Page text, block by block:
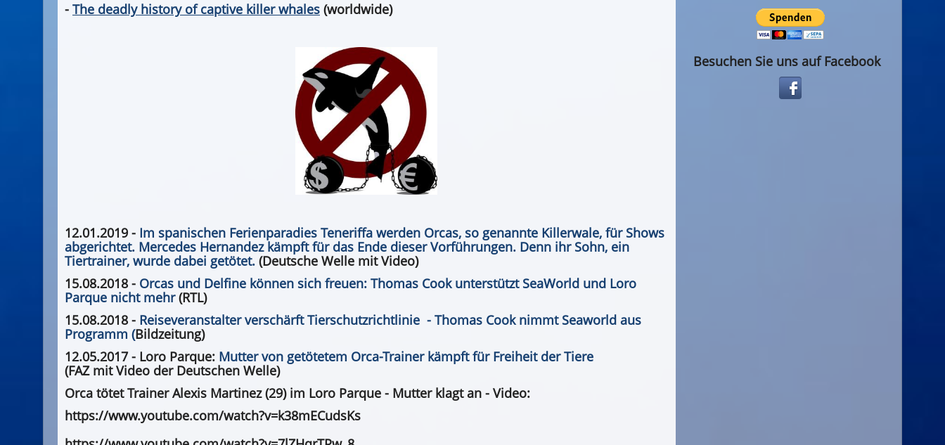
- The deadly history of captive killer whales (worldwide)
12.01.2019 - Im spanischen Ferienparadies Teneriffa werden Orcas, so genannte Killerwale, für Shows
abgerichtet. Mercedes Hernandez kämpft für das Ende dieser Vorführungen. Denn ihr Sohn, ein
Tiertrainer, wurde dabei getötet. (Deutsche Welle mit Video)
15.08.2018 - Orcas und Delfine können sich freuen: Thomas Cook unterstützt SeaWorld und Loro
Parque nicht mehr(RTL)
15.08.2018 - Reiseveranstalter verschärft Tierschutzrichtlinie - Thomas Cook nimmt Seaworld aus
Programm (Bildzeitung)
12.05.2017 - Loro Parque: Mutter von getötetem Orca-Trainer kämpft für Freiheit der Tiere
(FAZ mit Video der Deutschen Welle)
Orca tötet Trainer Alexis Martinez (29) im Loro Parque - Mutter klagt an - Video:
https://www.youtube.com/watch?v=k38mECudsKs
Besuchen Sie uns auf Facebook